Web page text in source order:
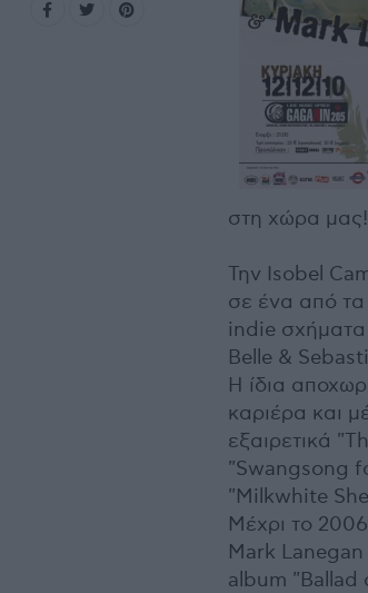
στη χώρα μας!
Την Isobel
σε ένα από
indie σχήματα
Belle &
Η ίδια
καριέρα και
εξαιρετικά
"Swangsong
"Milkwhite
Μέχρι το
Mark
album "Ballad